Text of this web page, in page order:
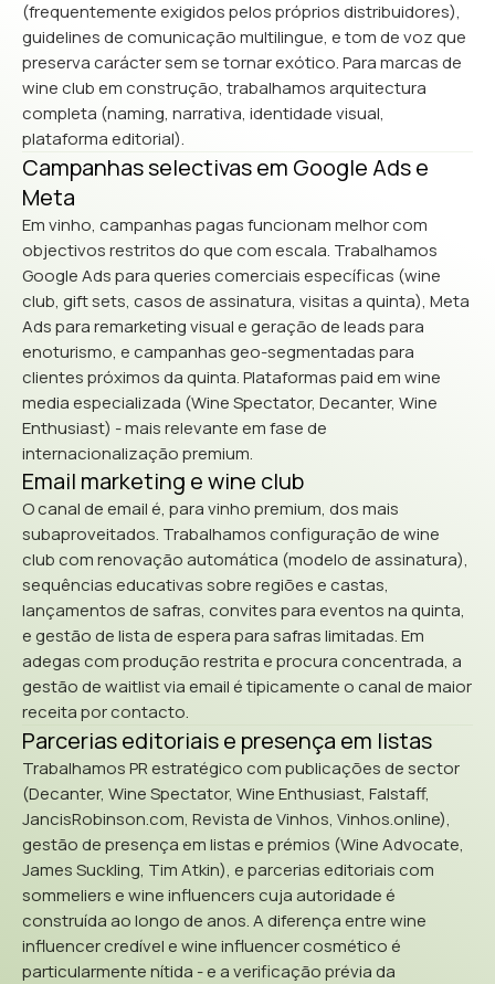
(frequentemente exigidos pelos próprios distribuidores),
guidelines de comunicação multilingue, e tom de voz que
preserva carácter sem se tornar exótico. Para marcas de
wine club em construção, trabalhamos arquitectura
completa (naming, narrativa, identidade visual,
plataforma editorial).
Campanhas selectivas em Google Ads e
Meta
Em vinho, campanhas pagas funcionam melhor com
objectivos restritos do que com escala. Trabalhamos
Google Ads para queries comerciais específicas (wine
club, gift sets, casos de assinatura, visitas a quinta), Meta
Ads para remarketing visual e geração de leads para
enoturismo, e campanhas geo-segmentadas para
clientes próximos da quinta. Plataformas paid em wine
media especializada (Wine Spectator, Decanter, Wine
Enthusiast) - mais relevante em fase de
internacionalização premium.
Email marketing e wine club
O canal de email é, para vinho premium, dos mais
subaproveitados. Trabalhamos configuração de wine
club com renovação automática (modelo de assinatura),
sequências educativas sobre regiões e castas,
lançamentos de safras, convites para eventos na quinta,
e gestão de lista de espera para safras limitadas. Em
adegas com produção restrita e procura concentrada, a
gestão de waitlist via email é tipicamente o canal de maior
receita por contacto.
Parcerias editoriais e presença em listas
Trabalhamos PR estratégico com publicações de sector
(Decanter, Wine Spectator, Wine Enthusiast, Falstaff,
JancisRobinson.com, Revista de Vinhos, Vinhos.online),
gestão de presença em listas e prémios (Wine Advocate,
James Suckling, Tim Atkin), e parcerias editoriais com
sommeliers e wine influencers cuja autoridade é
construída ao longo de anos. A diferença entre wine
influencer credível e wine influencer cosmético é
particularmente nítida - e a verificação prévia da